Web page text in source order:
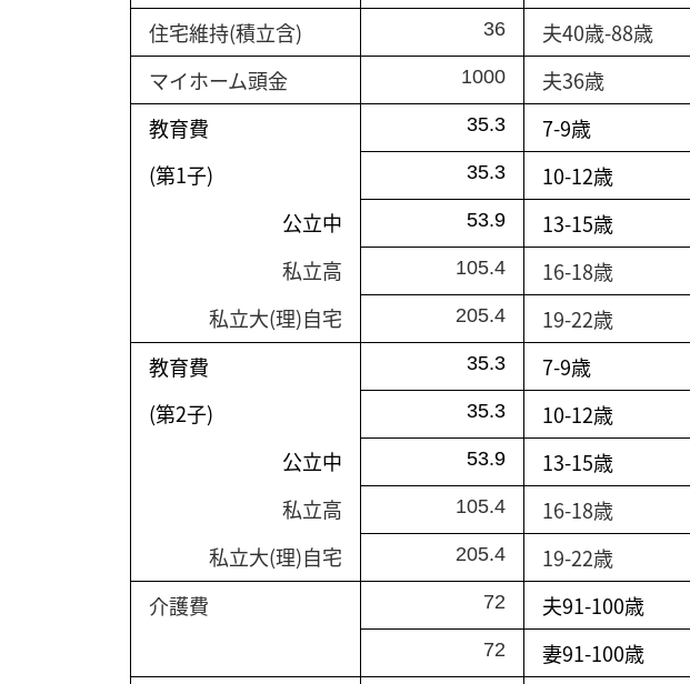
住宅維持(積立含) 36 夫40歳-88歳
マイホーム頭金 1000 夫36歳
教育費 35.3 7-9歳
(第1子) 35.3 10-12歳
公立中 53.9 13-15歳
私立高 105.4 16-18歳
私立大(理)自宅 205.4 19-22歳
教育費 35.3 7-9歳
(第2子) 35.3 10-12歳
公立中 53.9 13-15歳
私立高 105.4 16-18歳
私立大(理)自宅 205.4 19-22歳
介護費 72 夫91-100歳
72 妻91-100歳